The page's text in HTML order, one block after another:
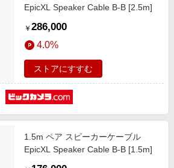
ス
ンペーン
EpicXL Speaker Cable B-B [2.5m]
￥ 286,000
4.0%
ストアにすすむ
1.5m ペア スピーカーケーブル
EpicXL Speaker Cable B-B [1.5m]